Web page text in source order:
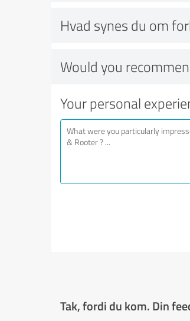
Hvad synes du om
Would you
Your personal
Tak, fordi du kom. Din